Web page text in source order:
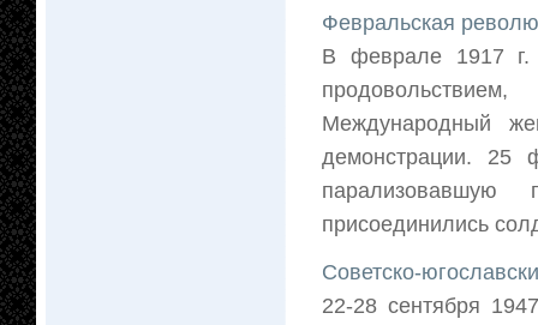
Февральская
В феврале 1917 г.
Международный
демонстрации. 25
присоединились
Советско-
22-28 сентября